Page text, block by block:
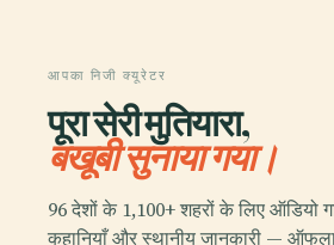
आपका निजी क्यूरेटर
पूरा सेरी मुतियारा,
बखूबी सुनाया गया।
96 देशों के 1,100+ शहरों के लिए ऑडियो
कहानियाँ और स्थानीय जानकारी —